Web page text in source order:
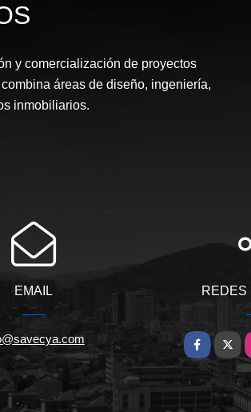
y comercialización de proyectos
áreas de diseño, ingeniería,
inmobiliarios.
EMAIL REDES
Facebook
X